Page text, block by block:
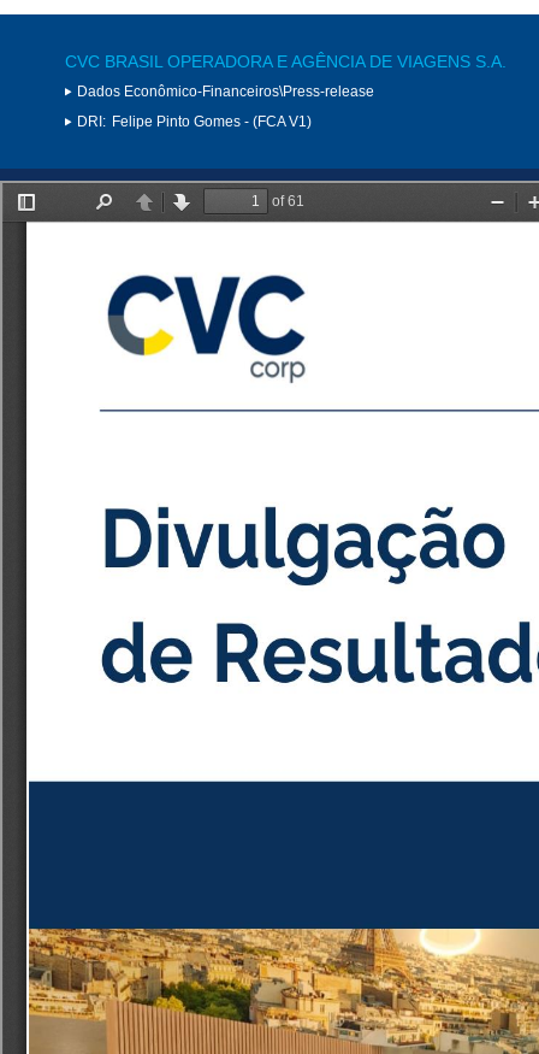
CVC BRASIL OPERADORA E AGÊNCIA DE VIAGENS S.A.
Dados Econômico-Financeiros\Press-release
DRI: Felipe Pinto Gomes - (FCA V1)